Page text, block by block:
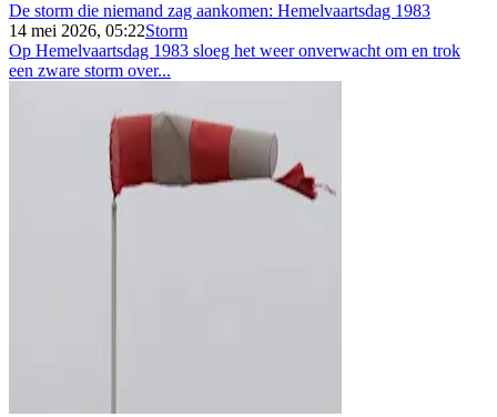
De storm die niemand zag aankomen: Hemelvaartsdag 1983
14 mei 2026, 05:22Storm
Op Hemelvaartsdag 1983 sloeg het weer onverwacht om en trok
een zware storm over...